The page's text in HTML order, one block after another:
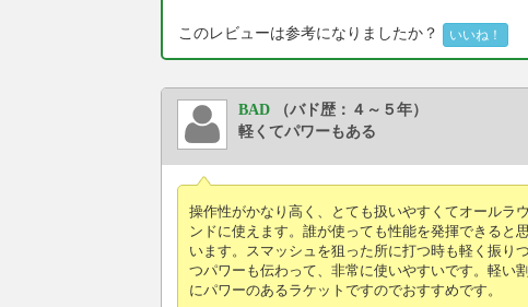
このレビューは参考になりましたか？ いいね！
BAD
（バド歴：４～５年）
軽くてパワーもある
操作性がかなり高く、とても扱いやすくてオールラウ
ンドに使えます。誰が使っても性能を発揮できると思
います。スマッシュを狙った所に打つ時も軽く振りつ
つパワーも伝わって、非常に使いやすいです。軽い
にパワーのあるラケットですのでおすすめです。